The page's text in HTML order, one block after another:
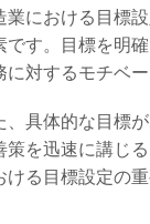
業における目標
です。目標を明
に対するモチベ
、具体的な目標
策を迅速に講じ
ける目標設定の